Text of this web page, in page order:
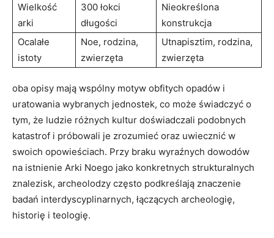
Wielkość
arki
300 łokci
długości
Nieokreślona
konstrukcja
Ocalałe
istoty
Noe, rodzina,
zwierzęta
Utnapisztim,⁢ rodzina,
zwierzęta
oba⁢ opisy mają wspólny​ motyw obfitych​ opadów i
uratowania wybranych jednostek, co może świadczyć o
tym, że ludzie różnych kultur doświadczali podobnych
katastrof i próbowali je zrozumieć oraz uwiecznić w
swoich opowieściach. Przy​ braku wyraźnych dowodów
⁢na istnienie Arki Noego jako konkretnych strukturalnych​
znalezisk, archeolodzy często podkreślają znaczenie
badań interdyscyplinarnych,⁤ łączących archeologię,
historię ‍i teologię.